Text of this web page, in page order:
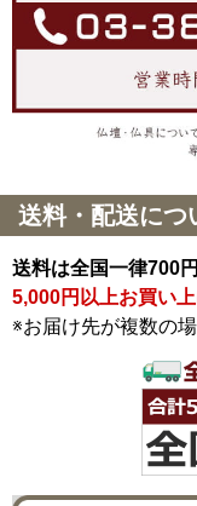
送料・配送につ
送料は全国一律700
5,000円以上お買い
※お届け先が複数の